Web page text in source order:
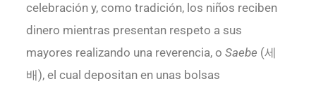
celebración y, como tradición, los niños reciben
dinero mientras presentan respeto a sus
mayores realizando una reverencia, o Saebe (세
배), el cual depositan en unas bolsas